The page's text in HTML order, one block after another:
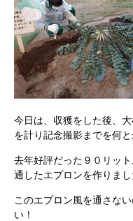
今日は、収獲をした後、
を計り記念撮影までを何
去年好評だった９０リッ
通したエプロンを作りまし
このエプロン風を通さな
い！